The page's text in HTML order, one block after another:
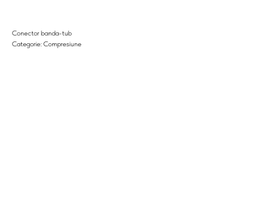
Conector banda-tub
Categorie: Compresiune